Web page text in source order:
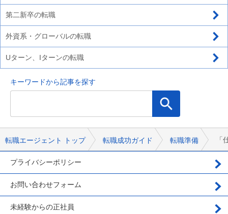
第二新卒の転職
外資系・グローバルの転職
Uターン、Iターンの転職
キーワードから記事を探す
転職エージェント トップ 転職成功ガイド 転職準備
プライバシーポリシー
お問い合わせフォーム
未経験からの正社員